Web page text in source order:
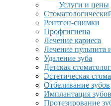
Услуги и цены
Рентген-снимки
Профгигиена
Лечение кариеса
Лечение пульпита
Удаление зуба
Детская
Эстетическая
Отбеливание зубов
Имплантация зубов
Протезирование